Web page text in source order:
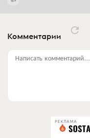
Комментарии
Написать комментарий...
РЕКЛАМА